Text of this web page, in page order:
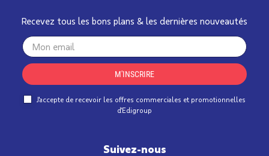
Recevez tous les bons plans & les dernières nouveautés
Your
email
M'INSCRIRE
J'accepte de recevoir les offres commerciales et promotionnelles
d'Edigroup
Suivez-nous